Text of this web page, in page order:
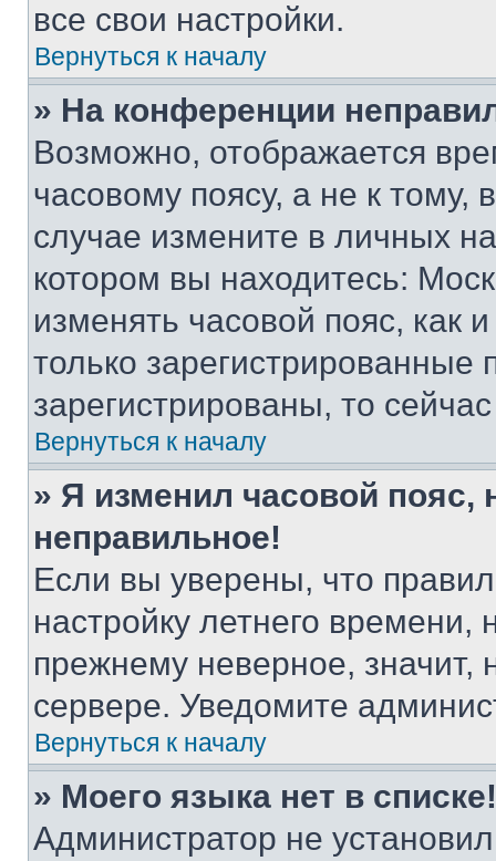
все свои настройки.
Вернуться к началу
» На конференции
Возможно, отображается
часовому поясу, а не к тому,
случае измените в личных
котором вы находитесь:
изменять часовой пояс, как
только
зарегистрированы, то
Вернуться к началу
» Я изменил часовой пояс,
неправильное!
Если вы уверены, что
настройку летнего
прежнему неверное, значит,
сервере. Уведомите
Вернуться к началу
» Моего языка нет в списке!
Администратор не